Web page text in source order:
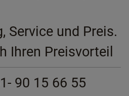
Service und Preis.
Ihren Preisvorteil
90 15 66 55